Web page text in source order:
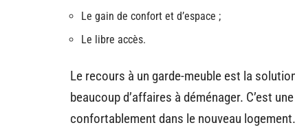
Le gain de confort et d’espace ;
Le libre accès.
Le recours à un garde-meuble est la
beaucoup d’affaires à déménager. C’est
confortablement dans le nouveau logement.